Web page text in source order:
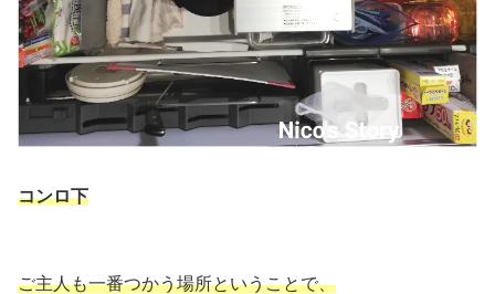
コンロ下
ご主人も一番つかう場所ということで、